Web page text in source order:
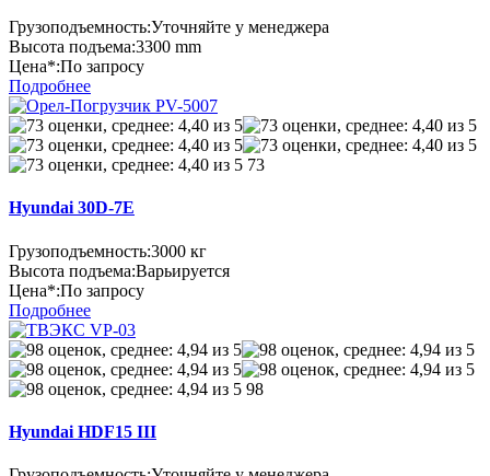
Грузоподъемность:Уточняйте у менеджера
Высота подъема:3300 mm
Цена*:По запросу
Подробнее
73
Hyundai 30D-7E
Грузоподъемность:3000 кг
Высота подъема:Варьируется
Цена*:По запросу
Подробнее
98
Hyundai HDF15 III